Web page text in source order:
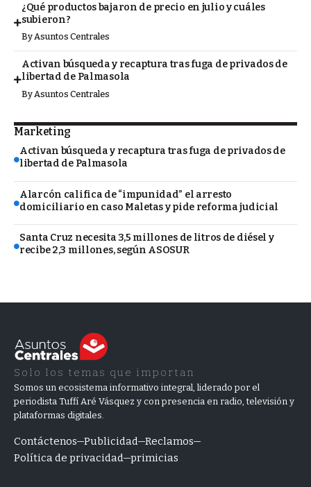
¿Qué productos bajaron de precio en julio y cuáles
subieron?
ByAsuntos Centrales
Activan búsqueda y recaptura tras fuga de privados de
libertad de Palmasola
ByAsuntos Centrales
Marketing
Activan búsqueda y recaptura tras fuga de privados de
libertad de Palmasola
Alarcón califica de “impunidad” el arresto
domiciliario en caso Maletas y pide reforma judicial
Santa Cruz necesita 3,5 millones de litros de diésel y
recibe 2,3 millones, según ASOSUR
Solo los temas que importan
Somos un ecosistema informativo integral, liderado por el
periodista Tuffí Aré Vásquez y con presencia en radio, televisión y
plataformas digitales.
Contáctenos Publicidad Reclamos
Política de privacidad primicias